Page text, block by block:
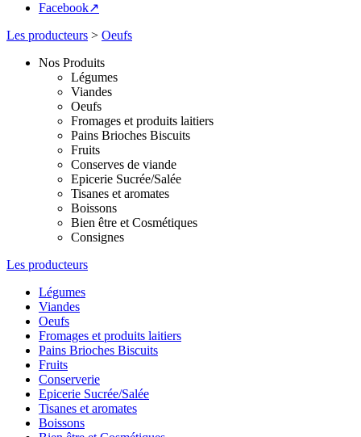
Facebook↗
Les producteurs > Oeufs
Nos Produits
Légumes
Viandes
Oeufs
Fromages et produits laitiers
Pains Brioches Biscuits
Fruits
Conserves de viande
Epicerie Sucrée/Salée
Tisanes et aromates
Boissons
Bien être et Cosmétiques
Consignes
Les producteurs
Légumes
Viandes
Oeufs
Fromages et produits laitiers
Pains Brioches Biscuits
Fruits
Conserverie
Epicerie Sucrée/Salée
Tisanes et aromates
Boissons